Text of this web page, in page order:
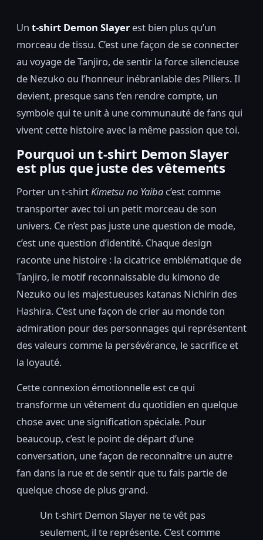
Un t-shirt Demon Slayer est bien plus qu’un
morceau de tissu. C’est une façon de se connecter
au voyage de Tanjiro, de sentir la force silencieuse
de Nezuko ou l’honneur inébranlable des Piliers. Il
devient, presque sans t’en rendre compte, un
symbole qui te unit à une communauté de fans qui
vivent cette histoire avec la même passion que toi.
Pourquoi un t-shirt Demon Slayer
est plus que juste des vêtements
Porter un t-shirtKimetsu no Yaiba c’est comme
transporter avec toi un petit morceau de son
univers. Ce n’est pas juste une question de mode,
c’est une question d’identité. Chaque design
raconte une histoire : la cicatrice emblématique de
Tanjiro, le motif reconnaissable du kimono de
Nezuko ou les majestueuses katanas Nichirin des
Hashira. C’est une façon de crier au monde ton
admiration pour des personnages qui représentent
des valeurs comme la persévérance, le sacrifice et
la loyauté.
Cette connexion émotionnelle est ce qui
transforme un vêtement du quotidien en quelque
chose avec une signification spéciale. Pour
beaucoup, c’est le point de départ d’une
conversation, une façon de reconnaître un autre
fan dans la rue et de sentir que tu fais partie de
quelque chose de plus grand.
Un t-shirt Demon Slayer ne te vêt pas
seulement, il te représente. C’est comme